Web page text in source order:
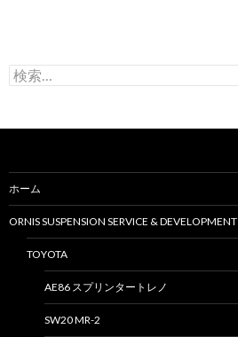
検
索
ホーム
ORNIS SUSPENSION SERVICE & DEVELOPMENT
TOYOTA
AE86 スプリンタートレノ
SW20 MR-2